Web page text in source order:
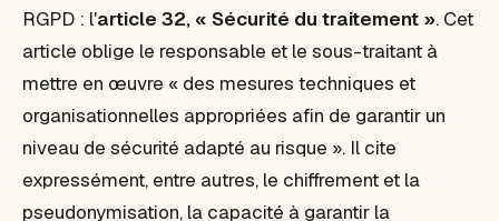
RGPD : l'article 32, « Sécurité du traitement ». Cet
article oblige le responsable et le sous-traitant à
mettre en œuvre « des mesures techniques et
organisationnelles appropriées afin de garantir un
niveau de sécurité adapté au risque ». Il cite
expressément, entre autres, le chiffrement et la
pseudonymisation, la capacité à garantir la